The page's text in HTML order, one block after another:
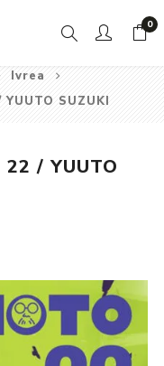
0
Ivrea
SUZUKI
22 / YUUTO